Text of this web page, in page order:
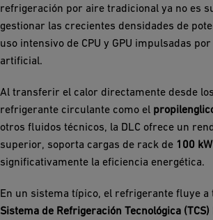
refrigeración por aire tradicional ya no es
gestionar las crecientes densidades de
uso intensivo de CPU y GPU impulsadas
artificial.
Al transferir el calor directamente desde
refrigerante circulante como el
otros fluidos técnicos, la DLC ofrece un
superior, soporta cargas de rack de 100
significativamente la eficiencia energética.
En un sistema típico, el refrigerante fluye a
Sistema de Refrigeración Tecnológica (TCS)